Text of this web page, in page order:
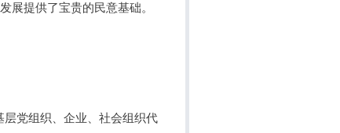
展提供了宝贵的民意基础。
党组织、企业、社会组织代